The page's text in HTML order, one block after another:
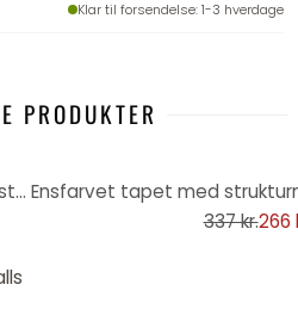
Klar til forsendelse: 1-3 hverdage
PRODUKTER
non-woven tapet med blandede blade farverigt - blomstret tapet orange pink grøn
337 kr.266